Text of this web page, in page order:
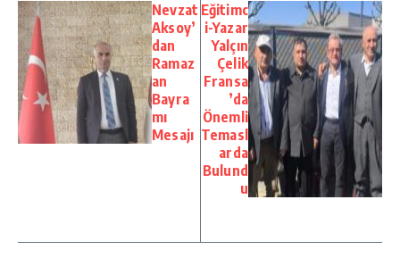
Nevzat
Aksoy’
dan
Ramaz
an
Bayra
mı
Mesajı
Eğitimc
i-Yazar
Yalçın
Çelik
Fransa
’da
Önemli
Temasl
arda
Bulund
u